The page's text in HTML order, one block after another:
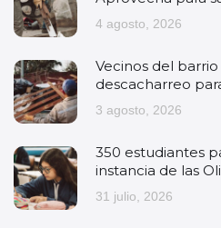
4 agosto, 2026
Vecinos del
descacharreo
3 agosto, 2026
350 estudiantes
instancia de las
31 julio, 2026